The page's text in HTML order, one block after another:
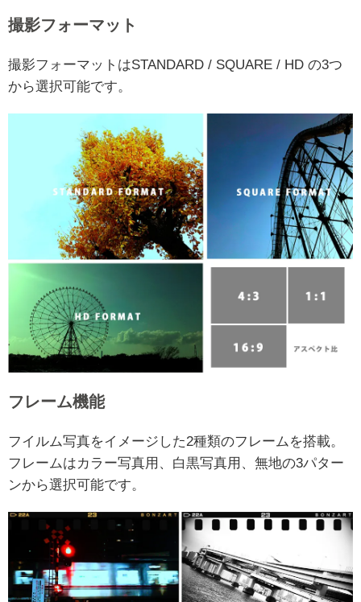
撮影フォーマット
撮影フォーマットはSTANDARD / SQUARE / HD の3つ
から選択可能です。
フレーム機能
フイルム写真をイメージした2種類のフレームを搭載。
フレームはカラー写真用、白黒写真用、無地の3パター
ンから選択可能です。